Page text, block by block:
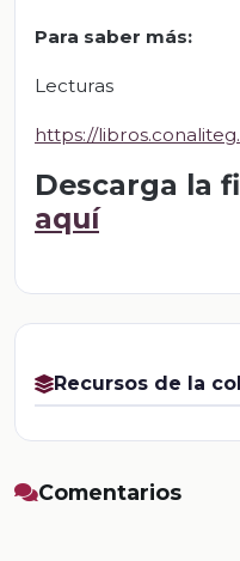
Para saber más:
Lecturas
https://
Descarga la
aquí
Recursos de la
Comentarios